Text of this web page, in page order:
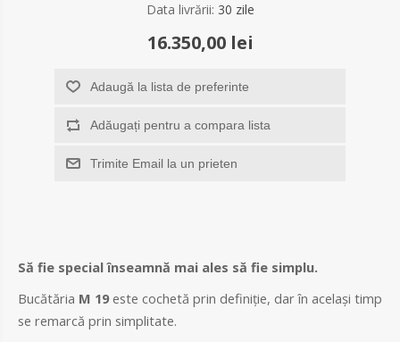
Data livrării: 30 zile
16.350,00 lei
Adaugă la lista de preferinte
Adăugați pentru a compara lista
Trimite Email la un prieten
Să fie special înseamnă mai ales să fie simplu.
Bucătăria M 19este cochetă prin definiție, dar în același timp
se remarcă prin simplitate.